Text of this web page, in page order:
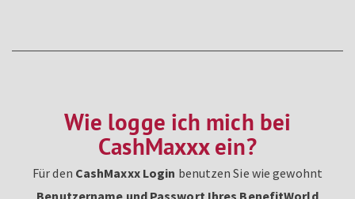
Wie logge ich mich bei
CashMaxxx ein?
Für den CashMaxxx Login benutzen Sie wie gewohnt
Benutzername und Passwort Ihres BenefitWorld